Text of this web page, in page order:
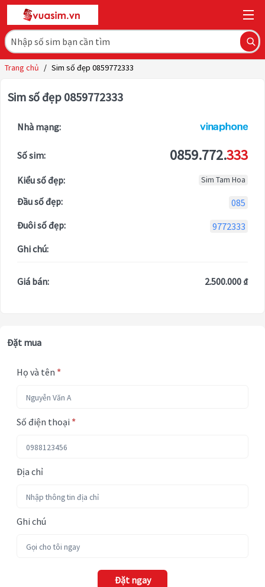
Trang chủ / Sim số đẹp 0859772333
Sim số đẹp 0859772333
Nhà mạng:
Số sim: 0859.772.333
Kiểu số đẹp: Sim Tam Hoa
Đầu số đẹp:
085
Đuôi số đẹp:
9772333
Ghi chú:
Giá bán: 2.500.000 ₫
Đặt mua
Họ và tên *
Số điện thoại *
Địa chỉ
Ghi chú
Đặt ngay